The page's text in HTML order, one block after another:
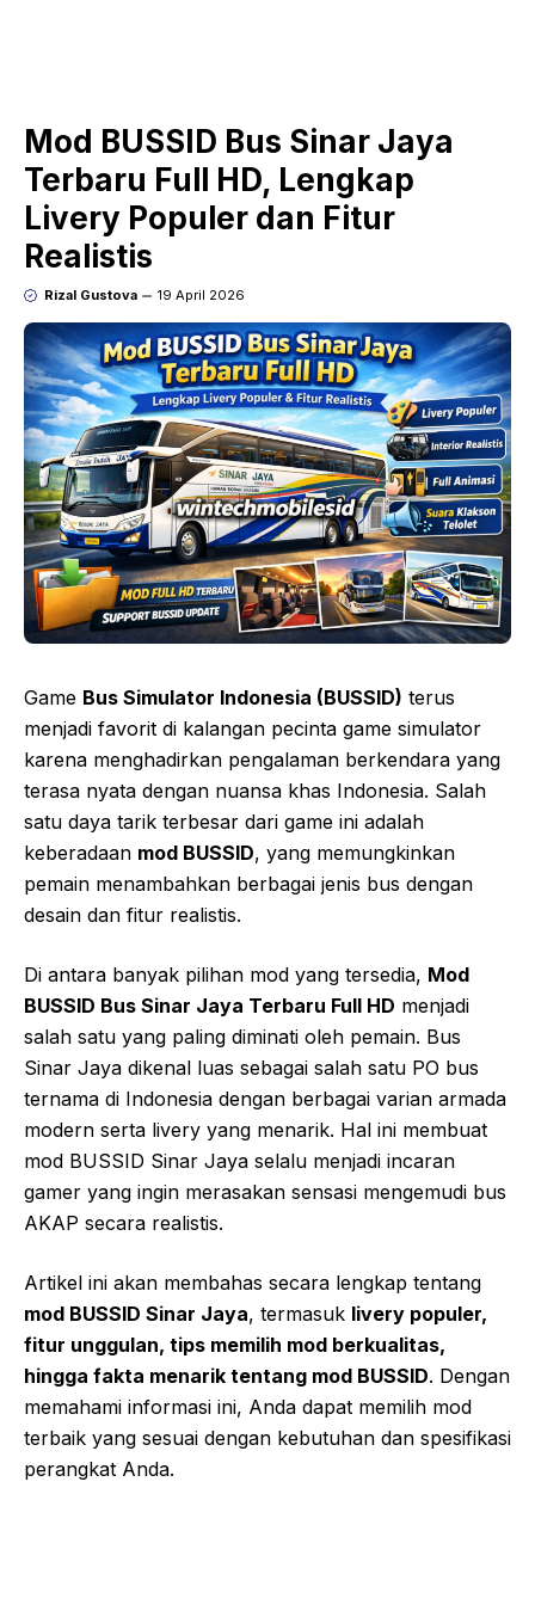
Mod BUSSID Bus Sinar Jaya
Terbaru Full HD, Lengkap
Livery Populer dan Fitur
Realistis
Rizal Gustova 19 April 2026
Game Bus Simulator Indonesia (BUSSID) terus
menjadi favorit di kalangan pecinta game simulator
karena menghadirkan pengalaman berkendara yang
terasa nyata dengan nuansa khas Indonesia. Salah
satu daya tarik terbesar dari game ini adalah
keberadaan mod BUSSID, yang memungkinkan
pemain menambahkan berbagai jenis bus dengan
desain dan fitur realistis.
Di antara banyak pilihan mod yang tersedia, Mod
BUSSID Bus Sinar Jaya Terbaru Full HD menjadi
salah satu yang paling diminati oleh pemain. Bus
Sinar Jaya dikenal luas sebagai salah satu PO bus
ternama di Indonesia dengan berbagai varian armada
modern serta livery yang menarik. Hal ini membuat
mod BUSSID Sinar Jaya selalu menjadi incaran
gamer yang ingin merasakan sensasi mengemudi bus
AKAP secara realistis.
Artikel ini akan membahas secara lengkap tentang
mod BUSSID Sinar Jaya, termasuk livery populer,
fitur unggulan, tips memilih mod berkualitas,
hingga fakta menarik tentang mod BUSSID. Dengan
memahami informasi ini, Anda dapat memilih mod
terbaik yang sesuai dengan kebutuhan dan spesifikasi
perangkat Anda.